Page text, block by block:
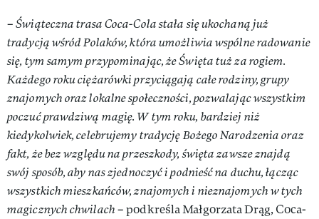
–Świąteczna trasa Coca-Cola stała się ukochaną już
tradycją wśród Polaków, która umożliwia wspólne radowanie
się, tym samym przypominając, że Święta tuż za rogiem.
Każdego roku ciężarówki przyciągają całe rodziny, grupy
znajomych oraz lokalne społeczności, pozwalając wszystkim
poczuć prawdziwą magię. W tym roku, bardziej niż
kiedykolwiek, celebrujemy tradycję Bożego Narodzenia oraz
fakt, że bez względu na przeszkody, święta zawsze znajdą
swój sposób, aby nas zjednoczyć i podnieść na duchu, łącząc
wszystkich mieszkańców, znajomych i nieznajomych w tych
magicznych chwilach– podkreśla Małgorzata Drąg, Coca-